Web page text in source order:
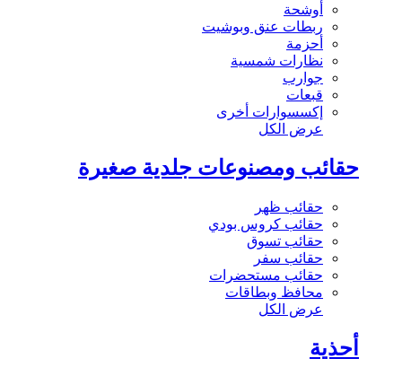
أوشحة
ربطات عنق وبوشيت
أحزمة
نظارات شمسية
جوارب
قبعات
إكسسوارات أخرى
عرض الكل
حقائب ومصنوعات جلدية صغيرة
حقائب ظهر
حقائب كروس بودي
حقائب تسوق
حقائب سفر
حقائب مستحضرات
محافظ وبطاقات
عرض الكل
أحذية